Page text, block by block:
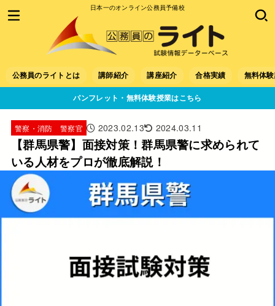
日本一のオンライン公務員予備校
公務員のライトとは 講師紹介 講座紹介 合格実績 無料体
パンフレット・無料体験授業はこちら
警察・消防 警察官 2023.02.13 2024.03.11
【群馬県警】面接対策！群馬県警に求められて
いる人材をプロが徹底解説！